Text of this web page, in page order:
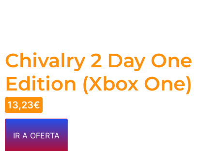
Chivalry 2 Day One
Edition (Xbox One)
13,23€
IR A OFERTA